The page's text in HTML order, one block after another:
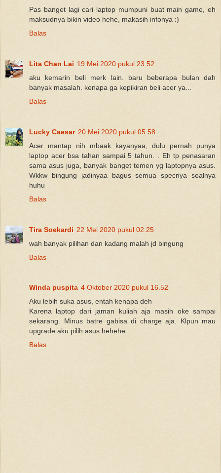
Pas banget lagi cari laptop mumpuni buat main game, eh
maksudnya bikin video hehe, makasih infonya :)
Balas
Lita Chan Lai 19 Mei 2020 pukul 23.52
aku kemarin beli merk lain. baru beberapa bulan dah
banyak masalah. kenapa ga kepikiran beli acer ya...
Balas
Lucky Caesar 20 Mei 2020 pukul 05.58
Acer mantap nih mbaak kayanyaa, dulu pernah punya
laptop acer bsa tahan sampai 5 tahun. . Eh tp penasaran
sama asus juga, banyak banget temen yg laptopnya asus.
Wkkw bingung jadinyaa bagus semua specnya soalnya
huhu
Balas
Tira Soekardi 22 Mei 2020 pukul 02.25
wah banyak pilihan dan kadang malah jd bingung
Balas
Winda puspita 4 Oktober 2020 pukul 16.52
Aku lebih suka asus, entah kenapa deh
Karena laptop dari jaman kuliah aja masih oke sampai
sekarang. Minus batre gabisa di charge aja. Klpun mau
upgrade aku pilih asus hehehe
Balas